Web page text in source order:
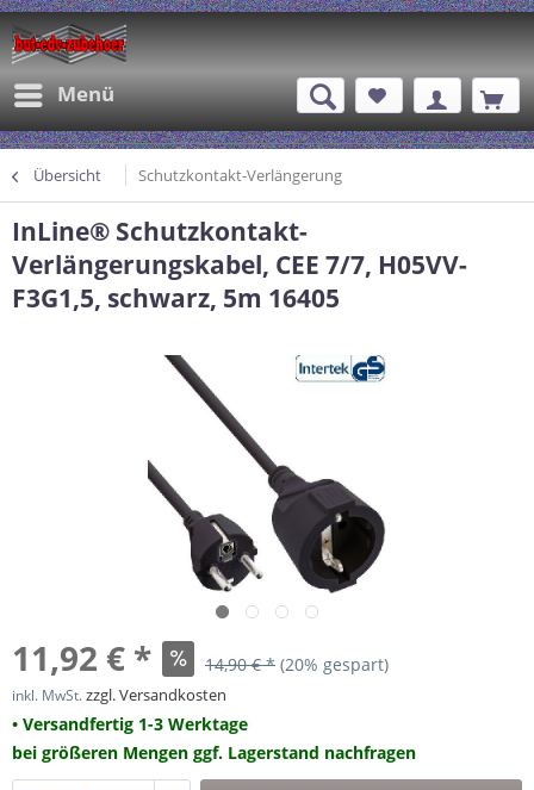
Menü
Übersicht Schutzkontakt-Verlängerung
InLine® Schutzkontakt-
Verlängerungskabel, CEE 7/7, H05VV-
F3G1,5, schwarz, 5m 16405
11,92 € * 14,90 € * (20% gespart)
inkl. MwSt.zzgl. Versandkosten
• Versandfertig 1-3 Werktage
bei größeren Mengen ggf. Lagerstand nachfragen